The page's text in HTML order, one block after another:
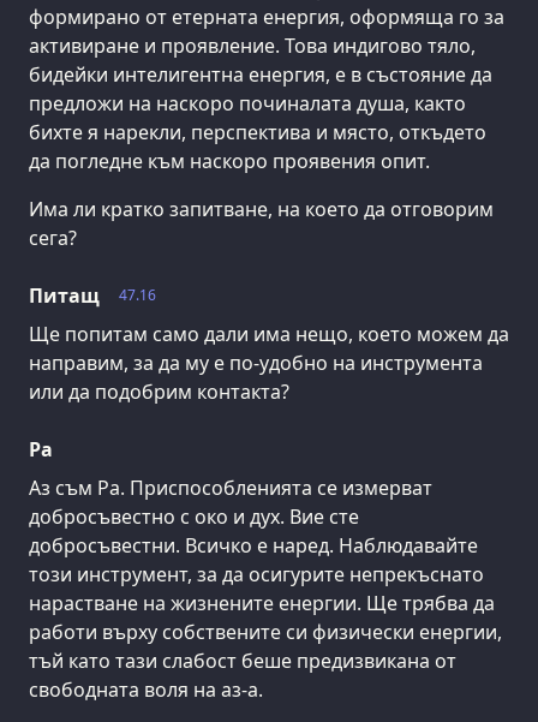
формирано от етерната енергия, оформяща го за
активиране и проявление. Това индигово тяло,
бидейки интелигентна енергия, е в състояние да
предложи на наскоро починалата душа, както
бихте я нарекли, перспектива и място, откъдето
да погледне към наскоро проявения опит.
Има ли кратко запитване, на което да отговорим
сега?
47.16
Питащ
Ще попитам само дали има нещо, което можем да
направим, за да му е по-удобно на инструмента
или да подобрим контакта?
Ра
Аз съм Ра. Приспособленията се измерват
добросъвестно с око и дух. Вие сте
добросъвестни. Всичко е наред. Наблюдавайте
този инструмент, за да осигурите непрекъснато
нарастване на жизнените енергии. Ще трябва да
работи върху собствените си физически енергии,
тъй като тази слабост беше предизвикана от
свободната воля на аз-а.